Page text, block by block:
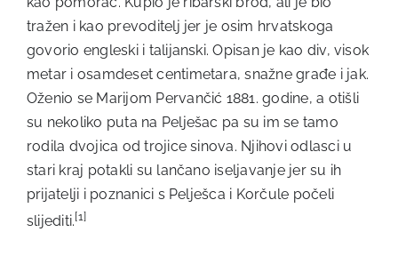
tražen i kao prevoditelj jer je osim hrvatskoga
govorio engleski i talijanski. Opisan je kao div, visok
metar i osamdeset centimetara, snažne građe i jak.
Oženio se Marijom Pervančić 1881. godine, a otišli
su nekoliko puta na Pelješac pa su im se tamo
rodila dvojica od trojice sinova. Njihovi odlasci u
stari kraj potakli su lančano iseljavanje jer su ih
prijatelji i poznanici s Pelješca i Korčule počeli
slijediti.[1]